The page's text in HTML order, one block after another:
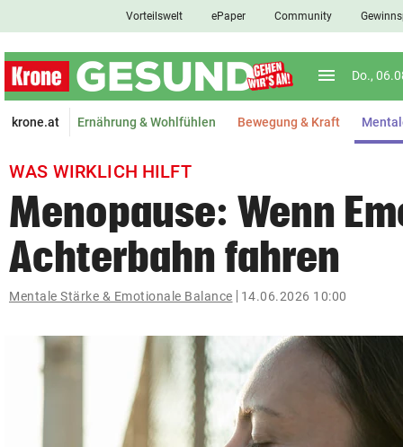
closeSchließen
Abonnieren
pin_drop
arrow_right
bookmark Merkliste
Suchbegriff
© Krone Multimedia GmbH & Co KG 2026
Muthgasse 2, 1190 Wien
Vorteilswelt ePaper Community
menu Menü
Do.,
krone.at Ernährung & Wohlfühlen Bewegung & Kraft
WAS WIRKLICH HILFT
Menopause: Wenn
Achterbahn fahren
Mentale Stärke & Emotionale Balance 14.06.2026 10:00